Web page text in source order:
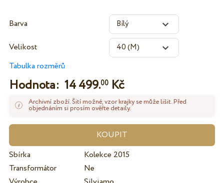
Barva
Velikost
Tabulka rozměrů
Hodnota: 14 499.00Kč
Archivní zboží. Šití možné, vzor krajky se může lišit. Před
objednáním si prosím ověřte detaily.
Sbírka
Kolekce 2015
Transformátor
Ne